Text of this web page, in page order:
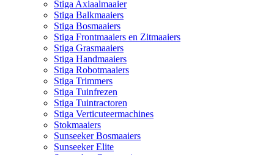
Stiga Axiaalmaaier
Stiga Balkmaaiers
Stiga Bosmaaiers
Stiga Frontmaaiers en Zitmaaiers
Stiga Grasmaaiers
Stiga Handmaaiers
Stiga Robotmaaiers
Stiga Trimmers
Stiga Tuinfrezen
Stiga Tuintractoren
Stiga Verticuteermachines
Stokmaaiers
Sunseeker Bosmaaiers
Sunseeker Elite